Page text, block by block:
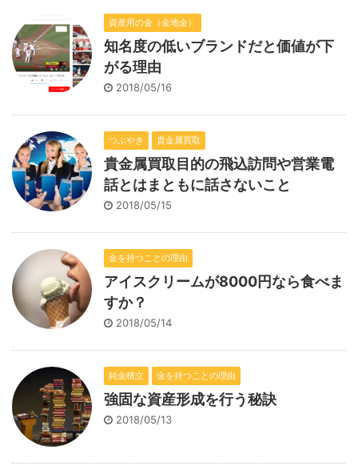
資産用の金（金地金）
知名度の低いブランドだと価値が下
がる理由
2018/05/16
つぶやき 貴金属買取
貴金属買取目的の飛込訪問や営業電
話とはまともに話さないこと
2018/05/15
金を持つことの理由
アイスクリームが8000円なら食べま
すか？
2018/05/14
純金積立 金を持つことの理由
強固な資産形成を行う秘訣
2018/05/13